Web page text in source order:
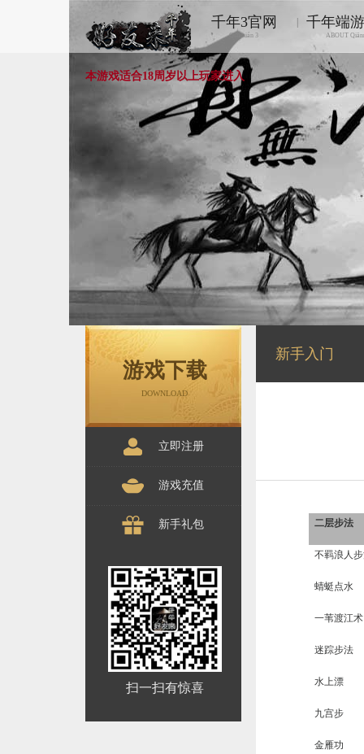
千年3官网
Qiānnián 3
千年端
ABOUT
本游戏适合18周岁以上玩家进入
游戏下载
DOWNLOAD
立即注册
游戏充值
新手礼包
扫一扫有惊喜
新手入门
二层步法
不羁浪人
蜻蜓点水
一苇渡江术
迷踪步法
水上漂
九宫步
金雁功